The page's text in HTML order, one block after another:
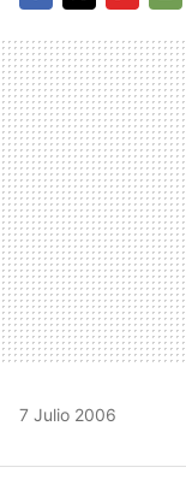
MAIL
7 Julio 2006